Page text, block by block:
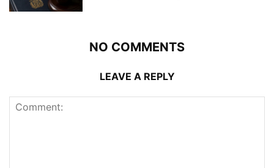
NO COMMENTS
LEAVE A REPLY